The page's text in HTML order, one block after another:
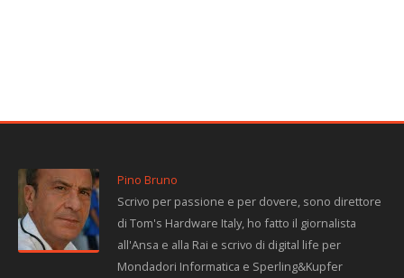
Pino Bruno
Scrivo per passione e per dovere, sono direttore
di Tom's Hardware Italy, ho fatto il giornalista
all'Ansa e alla Rai e scrivo di digital life per
Mondadori Informatica e Sperling&Kupfer